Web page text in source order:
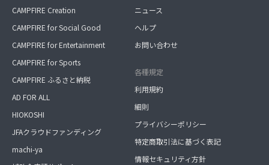
CAMPFIRE Creation
CAMPFIRE for Social Good
CAMPFIRE for Entertainment
CAMPFIRE for Sports
CAMPFIRE ふるさと納税
AD FOR ALL
HIOKOSHI
JFAクラウドファンディング
machi-ya
ニュース
ヘルプ
お問い合わせ
各種規定
利用規約
細則
プライバシーポリシー
特定商取引法に基づく表記
情報セキュリティ方針